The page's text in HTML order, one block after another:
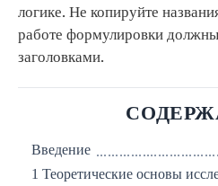
логике. Не копируйте
работе формулировки
заголовками.
Введение
1 Теоретические основы